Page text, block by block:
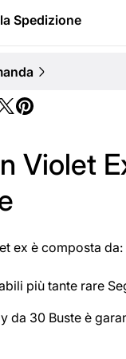
Spedizione
Violet
ex è composta da:
più tante rare
da 30 Buste è